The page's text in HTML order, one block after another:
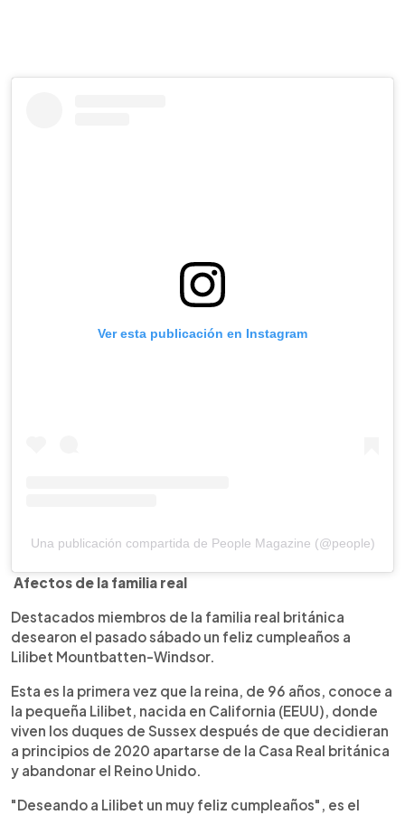
Ver esta publicación en Instagram
Una publicación compartida de People Magazine (@people)
Afectos de la familia real
Destacados miembros de la familia real británica
desearon el pasado sábado un feliz cumpleaños a
Lilibet Mountbatten-Windsor.
Esta es la primera vez que la reina, de 96 años, conoce a
la pequeña Lilibet, nacida en California (EEUU), donde
viven los duques de Sussex después de que decidieran
a principios de 2020 apartarse de la Casa Real británica
y abandonar el Reino Unido.
"Deseando a Lilibet un muy feliz cumpleaños", es el